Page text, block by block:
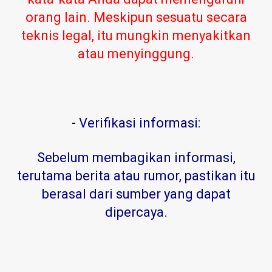
orang lain. Meskipun sesuatu secara
teknis legal, itu mungkin menyakitkan
atau menyinggung.
- Verifikasi informasi:
Sebelum membagikan informasi,
terutama berita atau rumor, pastikan itu
berasal dari sumber yang dapat
dipercaya.